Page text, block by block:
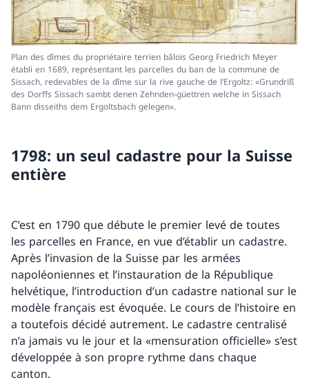
Plan des dîmes du propriétaire terrien bâlois Georg Friedrich Meyer
établi en 1689, représentant les parcelles du ban de la commune de
Sissach, redevables de la dîme sur la rive gauche de l’Ergoltz: «Grundriß
des Dorffs Sissach sambt denen Zehnden-güettren welche in Sissach
Bann disseiths dem Ergoltsbach gelegen».
1798: un seul cadastre pour la Suisse
entière
C’est en 1790 que débute le premier levé de toutes
les parcelles en France, en vue d’établir un cadastre.
Après l’invasion de la Suisse par les armées
napoléoniennes et l’instauration de la République
helvétique, l’introduction d’un cadastre national sur le
modèle français est évoquée. Le cours de l’histoire en
a toutefois décidé autrement. Le cadastre centralisé
n’a jamais vu le jour et la «mensuration officielle» s’est
développée à son propre rythme dans chaque
canton.